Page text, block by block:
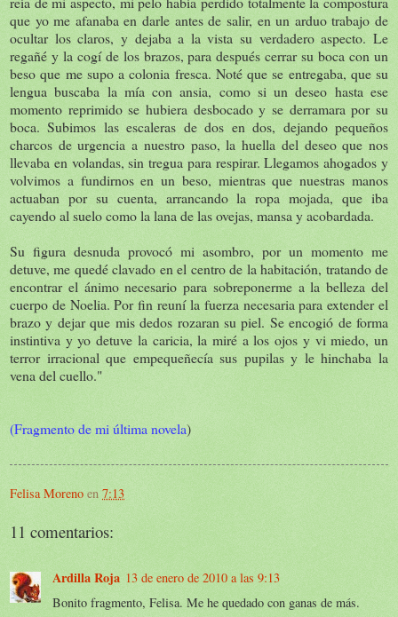
que yo me afanaba en darle antes de salir, en un arduo trabajo de
ocultar los claros, y dejaba a la vista su verdadero aspecto. Le
regañé y la cogí de los brazos, para después cerrar su boca con un
beso que me supo a colonia fresca. Noté que se entregaba, que su
lengua buscaba la mía con ansia, como si un deseo hasta ese
momento reprimido se hubiera desbocado y se derramara por su
boca. Subimos las escaleras de dos en dos, dejando pequeños
charcos de urgencia a nuestro paso, la huella del deseo que nos
llevaba en volandas, sin tregua para respirar. Llegamos ahogados y
volvimos a fundirnos en un beso, mientras que nuestras manos
actuaban por su cuenta, arrancando la ropa mojada, que iba
cayendo al suelo como la lana de las ovejas, mansa y acobardada.
Su figura desnuda provocó mi asombro, por un momento me
detuve, me quedé clavado en el centro de la habitación, tratando de
encontrar el ánimo necesario para sobreponerme a la belleza del
cuerpo de Noelia. Por fin reuní la fuerza necesaria para extender el
brazo y dejar que mis dedos rozaran su piel. Se encogió de forma
instintiva y yo detuve la caricia, la miré a los ojos y vi miedo, un
terror irracional que empequeñecía sus pupilas y le hinchaba la
vena del cuello."
(Fragmento de mi última novela)
Felisa Moreno en 7:13
11 comentarios:
Ardilla Roja 13 de enero de 2010 a las 9:13
Bonito fragmento, Felisa. Me he quedado con ganas de más.